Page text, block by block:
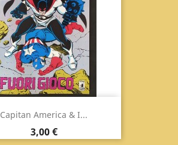
Capitan America & I...
Prezzo
3,00 €